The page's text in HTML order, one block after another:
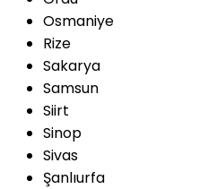
Osmaniye
Rize
Sakarya
Samsun
Siirt
Sinop
Sivas
Şanlıurfa